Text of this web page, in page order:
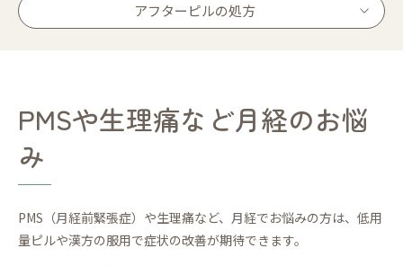
アフターピルの処方
PMSや生理痛など月経のお悩
み
PMS（月経前緊張症）や生理痛など、月経でお悩みの方は、低用
量ピルや漢方の服用で症状の改善が期待できます。